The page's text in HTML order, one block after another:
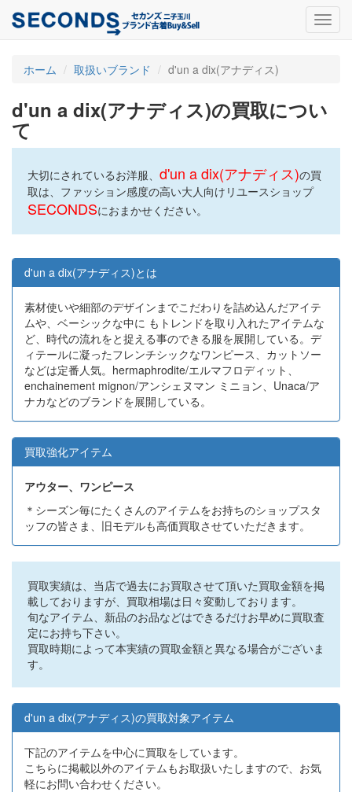
ホーム 取扱いブランド d'un a dix(アナディス)
d'un a dix(アナディス)の買取につい
て
大切にされているお洋服、 d'un a dix(アナディス)の買
取は、ファッション感度の高い大人向けリユースショップ
SECONDSにおまかせください。
d'un a dix(アナディス)とは
素材使いや細部のデザインまでこだわりを詰め込んだアイテ
ムや、ベーシックな中に もトレンドを取り入れたアイテムな
ど、時代の流れをと捉える事のできる服を展開している。デ
ィテールに凝ったフレンチシックなワンピース、カットソー
などは定番人気。hermaphrodite/エルマフロディット、
enchainement mignon/アンシェヌマン ミニョン、Unaca/ア
ナカなどのブランドを展開している。
買取強化アイテム
アウター、ワンピース
＊シーズン毎にたくさんのアイテムをお持ちのショップスタ
ッフの皆さま、旧モデルも高価買取させていただきます。
買取実績は、当店で過去にお買取させて頂いた買取金額を掲
載しておりますが、買取相場は日々変動しております。
旬なアイテム、新品のお品などはできるだけお早めに買取査
定にお持ち下さい。
買取時期によって本実績の買取金額と異なる場合がございま
す。
d'un a dix(アナディス)の買取対象アイテム
下記のアイテムを中心に買取をしています。
こちらに掲載以外のアイテムもお取扱いたしますので、お気
軽にお問い合わせください。